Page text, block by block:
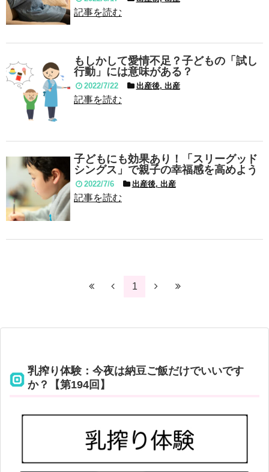
記事を読む
もしかして愛情不足？子どもの「試し
行動」には意味がある？
2022/7/22 出産後, 出産
記事を読む
子どもにも効果あり！「スリーグッド
シングス」で親子の幸福感を高めよう
2022/7/6 出産後, 出産
記事を読む
1
乳搾り体験：今夜は納豆ご飯だけでいいです
か？【第194回】